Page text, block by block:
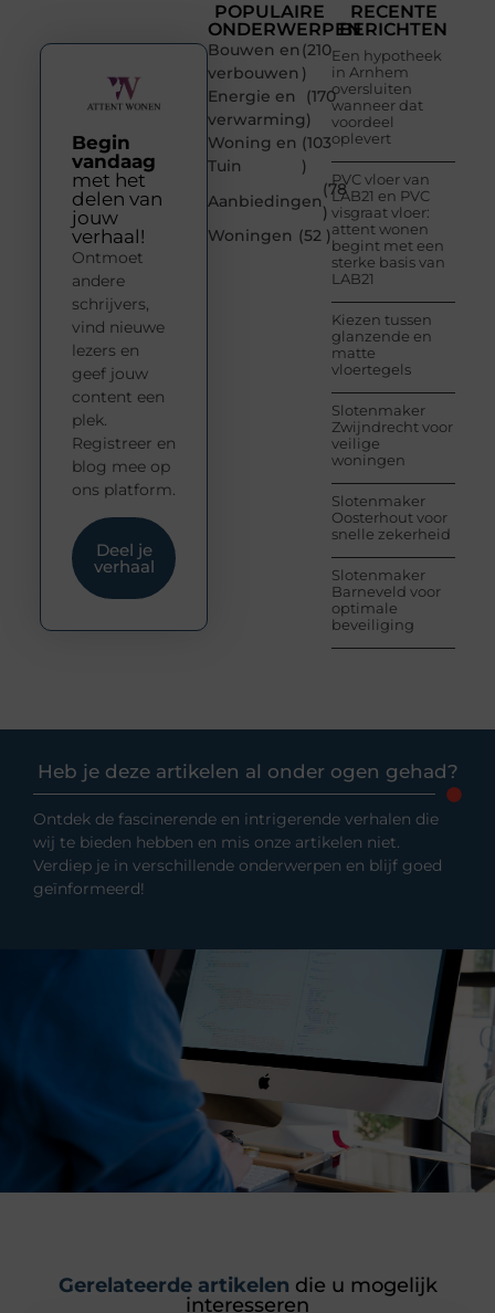
POPULAIRE
ONDERWERPEN
Bouwen en
verbouwen
(210
)
Energie en
verwarming
(170
)
Woning en
Tuin
(103
)
Aanbiedingen
(78
)
Woningen (52 )
RECENTE
BERICHTEN
Een hypotheek
in Arnhem
oversluiten
wanneer dat
voordeel
oplevert
PVC vloer van
LAB21 en PVC
visgraat vloer:
attent wonen
begint met een
sterke basis van
LAB21
Kiezen tussen
glanzende en
matte
vloertegels
Slotenmaker
Zwijndrecht voor
veilige
woningen
Slotenmaker
Oosterhout voor
snelle zekerheid
Slotenmaker
Barneveld voor
optimale
beveiliging
Begin
vandaag
met het
delen van
jouw
verhaal!
Ontmoet
andere
schrijvers,
vind nieuwe
lezers en
geef jouw
content een
plek.
Registreer en
blog mee op
ons platform.
Deel je
verhaal
Heb je deze artikelen al onder ogen gehad?
Ontdek de fascinerende en intrigerende verhalen die
wij te bieden hebben en mis onze artikelen niet.
Verdiep je in verschillende onderwerpen en blijf goed
geïnformeerd!
Gerelateerde artikelen die u mogelijk
interesseren